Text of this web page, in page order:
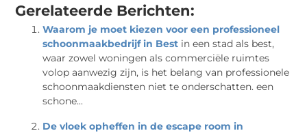
Gerelateerde Berichten:
Waarom je moet kiezen voor een professioneel
schoonmaakbedrijf in Best in een stad als best,
waar zowel woningen als commerciële ruimtes
volop aanwezig zijn, is het belang van professionele
schoonmaakdiensten niet te onderschatten. een
schone...
De vloek opheffen in de escape room in